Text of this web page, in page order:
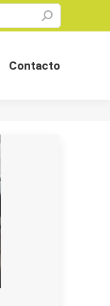
Contacto
Contacto